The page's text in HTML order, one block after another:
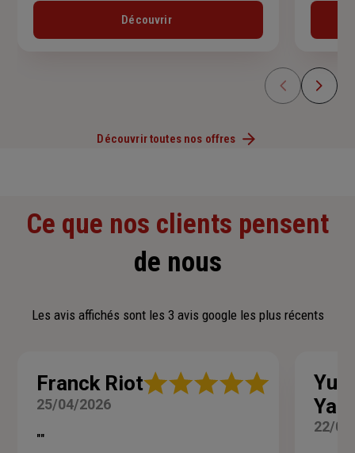
Découvrir
Découvrir toutes nos offres
Ce que nos clients pensent
de nous
Les avis affichés sont les 3 avis google les plus récents
Franck RiotNote
25/04/2026
""
22/